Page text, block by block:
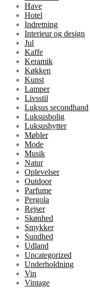
Have
Hotel
Indretning
Interieur og design
Jul
Kaffe
Keramik
Køkken
Kunst
Lamper
Livsstil
Luksus secondhand
Luksusbolig
Luksushytter
Møbler
Mode
Musik
Natur
Oplevelser
Outdoor
Parfume
Pergola
Rejser
Skønhed
Smykker
Sundhed
Udland
Uncategorized
Underholdning
Vin
Vintage